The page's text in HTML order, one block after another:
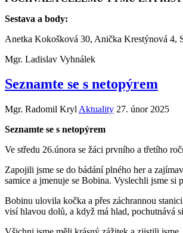
Sestava a body:
Anetka Kokošková 30, Anička Krestýnová 4,
Mgr. Ladislav Vyhnálek
Seznamte se s netopýrem
Mgr. Radomil Kryl Aktuality 27. únor 2025
Seznamte se s netopýrem
Ve středu 26.února se žáci prvního a třetího
Zapojili jsme se do bádání plného her a
samice a jmenuje se Bobina. Vyslechli jsme si
Bobinu ulovila kočka a přes záchrannou
visí hlavou dolů, a když má hlad, pochutnává